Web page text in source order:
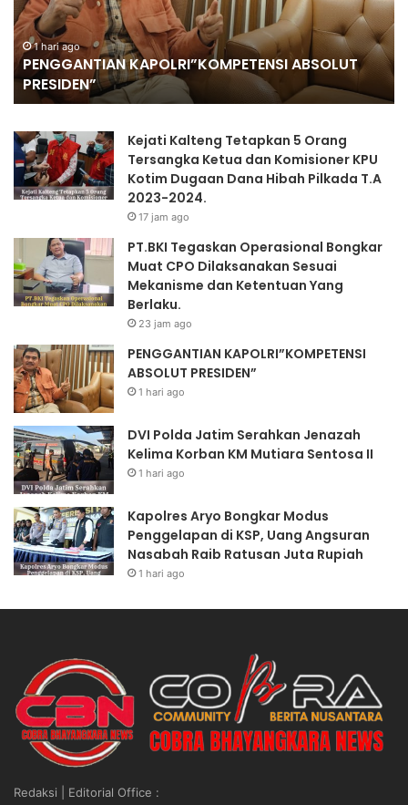
1 hari ago
PENGGANTIAN KAPOLRI”KOMPETENSI ABSOLUT
PRESIDEN”
II
Kejati Kalteng Tetapkan 5 Orang
Tersangka Ketua dan Komisioner KPU
Kotim Dugaan Dana Hibah Pilkada T.A
2023-2024.
17 jam ago
PT.BKI Tegaskan Operasional Bongkar
Muat CPO Dilaksanakan Sesuai
Mekanisme dan Ketentuan Yang
Berlaku.
23 jam ago
PENGGANTIAN KAPOLRI”KOMPETENSI
ABSOLUT PRESIDEN”
1 hari ago
DVI Polda Jatim Serahkan Jenazah
Kelima Korban KM Mutiara Sentosa II
1 hari ago
Kapolres Aryo Bongkar Modus
Penggelapan di KSP, Uang Angsuran
Nasabah Raib Ratusan Juta Rupiah
1 hari ago
Redaksi | Editorial Office :